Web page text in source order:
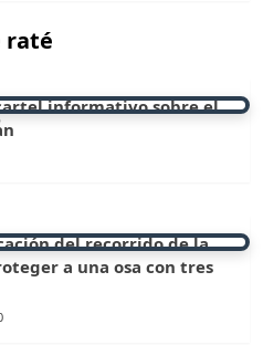
raté
informativo sobre el
del recorrido de la
a una osa con tres